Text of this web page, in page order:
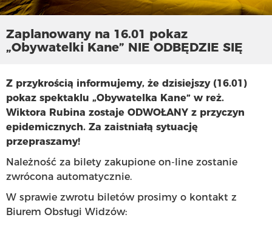
Zaplanowany na 16.01 pokaz
„Obywatelki Kane” NIE ODBĘDZIE SIĘ
Z przykrością informujemy, że dzisiejszy (16.01)
pokaz spektaklu „Obywatelka Kane” w reż.
Wiktora Rubina zostaje ODWOŁANY z przyczyn
epidemicznych. Za zaistniałą sytuację
przepraszamy!
Należność za bilety zakupione on-line zostanie
zwrócona automatycznie.
W sprawie zwrotu biletów prosimy o kontakt z
Biurem Obsługi Widzów: